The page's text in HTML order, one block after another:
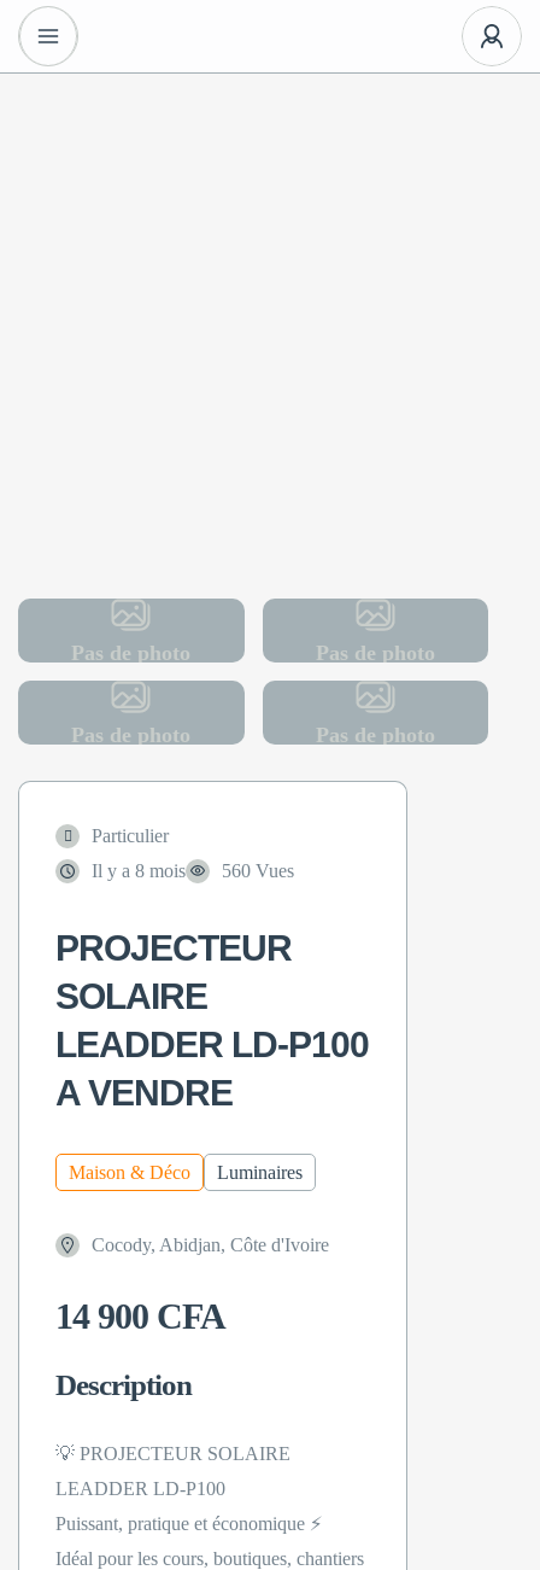
Pas de photo Pas de photo
Pas de photo Pas de photo
Particulier
Il y a 8 mois
560 Vues
PROJECTEUR
SOLAIRE
LEADDER LD-P100
A VENDRE
Maison & Déco Luminaires
Cocody, Abidjan, Côte d'Ivoire
14 900 CFA
Description
💡 PROJECTEUR SOLAIRE
LEADDER LD-P100
Puissant, pratique et économique ⚡
Idéal pour les cours, boutiques, chantiers